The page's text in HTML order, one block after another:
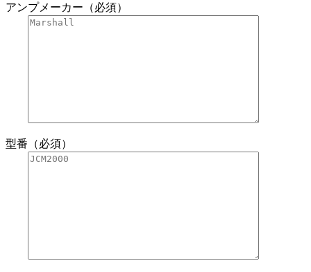
アンプメーカー（必須）
型番（必須）